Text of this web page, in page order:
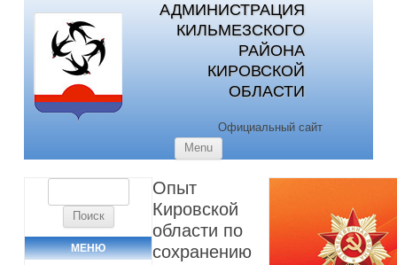
АДМИНИСТРАЦИЯ
КИЛЬМЕЗСКОГО
РАЙОНА
КИРОВСКОЙ
ОБЛАСТИ
Официальный сайт
Menu
МЕНЮ
Опыт
Кировской
области по
сохранению